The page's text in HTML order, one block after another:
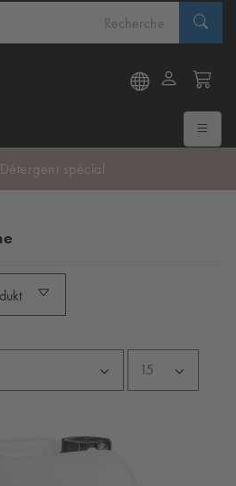
Détergent spécial